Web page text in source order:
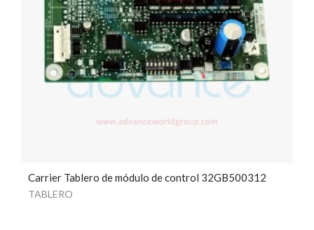
Carrier Tablero de módulo de control 32GB500312
TABLERO